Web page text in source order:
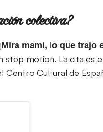
colectiva?
mami, lo que trajo
stop motion. La cita es
Cultural de